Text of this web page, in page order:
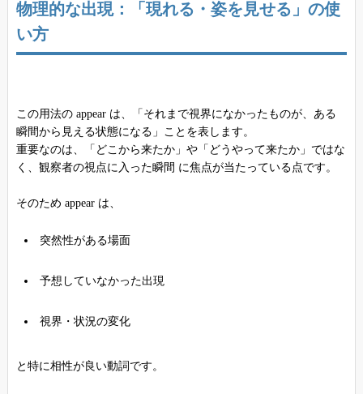
物理的な出現：「現れる・姿を見せる」の使
い方
この用法の appear は、「それまで視界になかったものが、ある
瞬間から見える状態になる」ことを表します。
重要なのは、「どこから来たか」や「どうやって来たか」ではな
く、観察者の視点に入った瞬間 に焦点が当たっている点です。
そのため appear は、
突然性がある場面
予想していなかった出現
視界・状況の変化
と特に相性が良い動詞です。